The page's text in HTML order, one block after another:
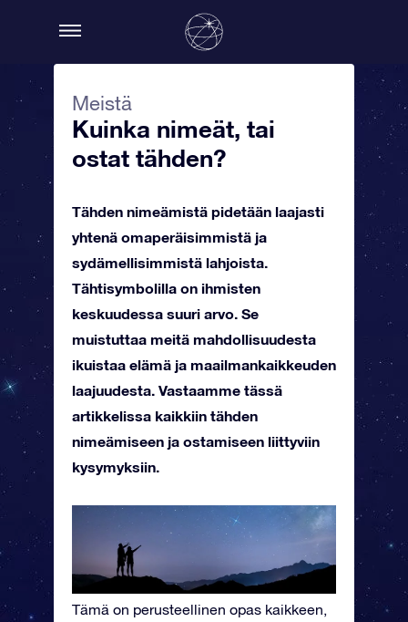
Meistä
Kuinka nimeät, tai
ostat tähden?
Tähden nimeämistä pidetään laajasti
yhtenä omaperäisimmistä ja
sydämellisimmistä lahjoista.
Tähtisymbolilla on ihmisten
keskuudessa suuri arvo. Se
muistuttaa meitä mahdollisuudesta
ikuistaa elämä ja maailmankaikkeuden
laajuudesta. Vastaamme tässä
artikkelissa kaikkiin tähden
nimeämiseen ja ostamiseen liittyviin
kysymyksiin.
Tämä on perusteellinen opas kaikkeen,